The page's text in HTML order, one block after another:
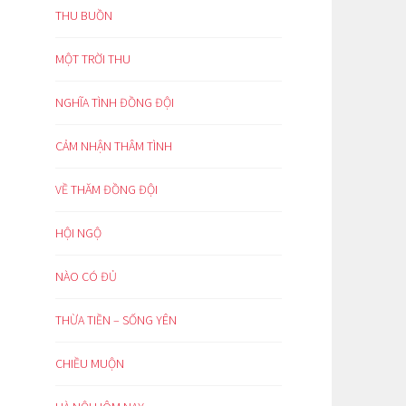
THU BUỒN
MỘT TRỜI THU
NGHĨA TÌNH ĐỒNG ĐỘI
CẢM NHẬN THÂM TÌNH
VỀ THĂM ĐỒNG ĐỘI
HỘI NGỘ
NÀO CÓ ĐỦ
THỪA TIỀN – SỐNG YÊN
CHIỀU MUỘN